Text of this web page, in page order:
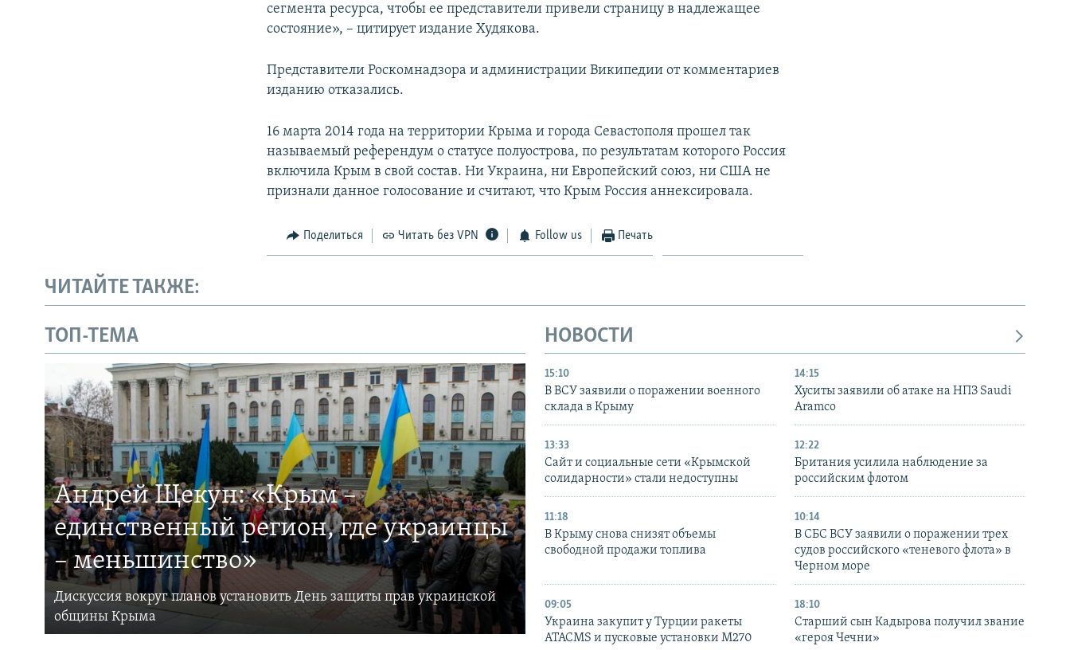
сегмента ресурса, чтобы ее представители привели страницу в надлежащее
состояние», – цитирует издание Худякова.
Представители Роскомнадзора и администрации Википедии от комментариев
изданию отказались.
16 марта 2014 года на территории Крыма и города Севастополя прошел так
называемый референдум о статусе полуострова, по результатам которого Россия
включила Крым в свой состав. Ни Украина, ни Европейский союз, ни США не
признали данное голосование и считают, что Крым Россия аннексировала.
Поделиться Читать без VPN Follow us Печать
ЧИТАЙТЕ ТАКЖЕ:
ТОП-ТЕМА
Андрей Щекун: «Крым –
единственный регион, где украинцы
– меньшинство»
Дискуссия вокруг планов установить День защиты прав украинской
общины Крыма
НОВОСТИ
15:10
В ВСУ заявили о поражении военного
склада в Крыму
14:15
Хуситы заявили об атаке на НПЗ Saudi
Aramco
13:33
Сайт и социальные сети «Крымской
солидарности» стали недоступны
12:22
Британия усилила наблюдение за
российским флотом
11:18
В Крыму снова снизят объемы
свободной продажи топлива
10:14
В СБС ВСУ заявили о поражении трех
судов российского «теневого флота» в
Черном море
09:05
Украина закупит у Турции ракеты
ATACMS и пусковые установки M270
18:10
Старший сын Кадырова получил звание
«героя Чечни»